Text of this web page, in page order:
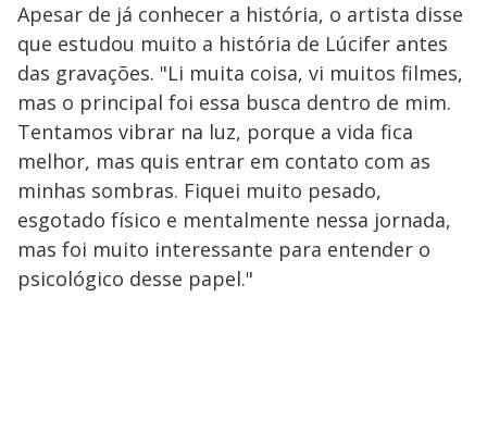
Apesar de já conhecer a história, o artista disse
que estudou muito a história de Lúcifer antes
das gravações. "Li muita coisa, vi muitos filmes,
mas o principal foi essa busca dentro de mim.
Tentamos vibrar na luz, porque a vida fica
melhor, mas quis entrar em contato com as
minhas sombras. Fiquei muito pesado,
esgotado físico e mentalmente nessa jornada,
mas foi muito interessante para entender o
psicológico desse papel."